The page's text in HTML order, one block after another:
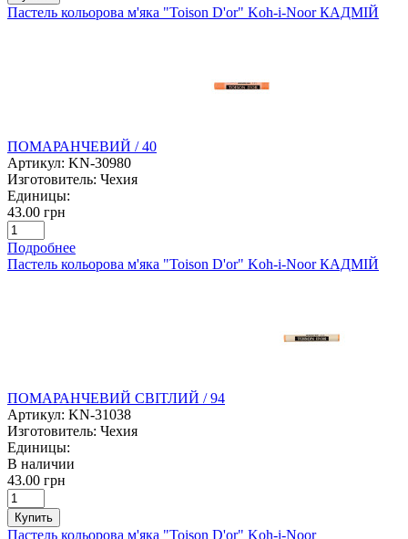
Пастель кольорова м'яка "Toison D'or" Koh-i-Noor КАДМІЙ
ПОМАРАНЧЕВИЙ / 40
Артикул: KN-30980
Изготовитель: Чехия
Единицы:
43.00 грн
Подробнее
Пастель кольорова м'яка "Toison D'or" Koh-i-Noor КАДМІЙ
ПОМАРАНЧЕВИЙ СВІТЛИЙ / 94
Артикул: KN-31038
Изготовитель: Чехия
Единицы:
В наличии
43.00 грн
Купить
Пастель кольорова м'яка "Toison D'or" Koh-i-Noor